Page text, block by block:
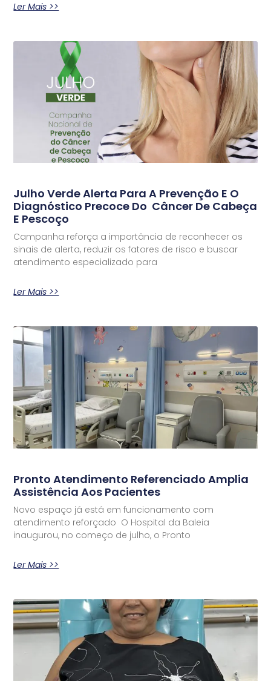
Ler Mais >>
Julho Verde Alerta Para A Prevenção E O
Diagnóstico Precoce Do Câncer De Cabeça
E Pescoço
Campanha reforça a importância de reconhecer os
sinais de alerta, reduzir os fatores de risco e buscar
atendimento especializado para
Ler Mais >>
Pronto Atendimento Referenciado Amplia
Assistência Aos Pacientes
Novo espaço já está em funcionamento com
atendimento reforçado O Hospital da Baleia
inaugurou, no começo de julho, o Pronto
Ler Mais >>